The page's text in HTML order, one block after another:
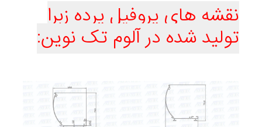
نقشه های پروفیل پرده زبرا
تولید شده در آلوم تک نوین: